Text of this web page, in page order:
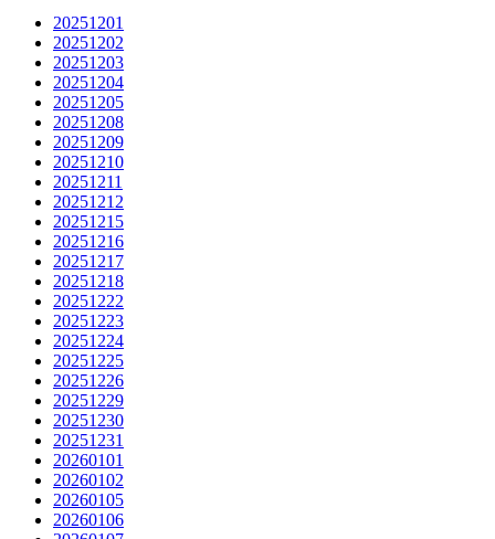
20251201
20251202
20251203
20251204
20251205
20251208
20251209
20251210
20251211
20251212
20251215
20251216
20251217
20251218
20251222
20251223
20251224
20251225
20251226
20251229
20251230
20251231
20260101
20260102
20260105
20260106